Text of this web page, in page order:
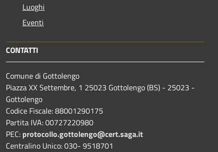
Luoghi
Eventi
CONTATTI
Comune di Gottolengo
Piazza XX Settembre, 1 25023 Gottolengo (BS) - 25023 -
Gottolengo
Codice Fiscale: 88001290175
Partita IVA: 00727220980
PEC: protocollo.gottolengo@cert.saga.it
Centralino Unico: 030- 9518701